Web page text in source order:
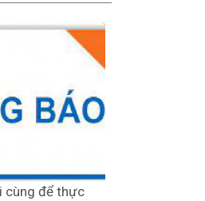
cùng để thực